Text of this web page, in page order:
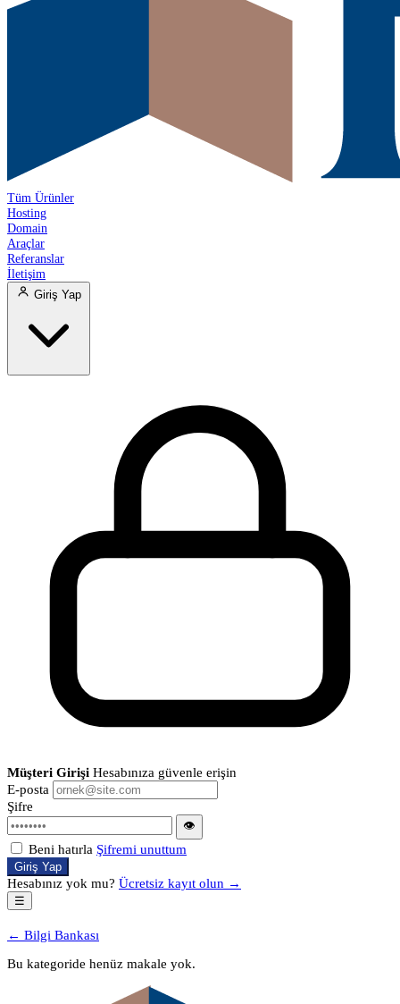
Tüm Ürünler
Hosting
Domain
Araçlar
Referanslar
İletişim
Giriş Yap
Müşteri Girişi Hesabınıza güvenle erişin
E-posta
Şifre
👁
Beni hatırla Şifremi unuttum
Giriş Yap
Hesabınız yok mu? Ücretsiz kayıt olun →
☰
← Bilgi Bankası
Bu kategoride henüz makale yok.